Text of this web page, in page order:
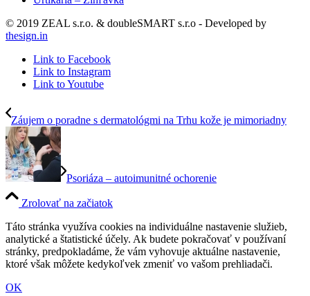
© 2019 ZEAL s.r.o. & doubleSMART s.r.o - Developed by
thesign.in
Link to Facebook
Link to Instagram
Link to Youtube
Záujem o poradne s dermatológmi na Trhu kože je mimoriadny
Psoriáza – autoimunitné ochorenie
Zrolovať na začiatok
Táto stránka využíva cookies na individuálne nastavenie služieb,
analytické a štatistické účely. Ak budete pokračovať v používaní
stránky, predpokladáme, že vám vyhovuje aktuálne nastavenie,
ktoré však môžete kedykoľvek zmeniť vo vašom prehliadači.
OK